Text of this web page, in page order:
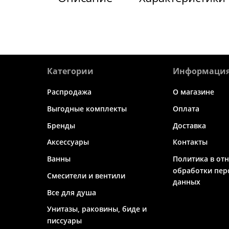
Категории
Распродажа
Выгодные комплекты
Бренды
Аксессуары
Ванны
Смесители и вентили
Все для душа
Унитазы, раковины, биде и
писсуары
О магазине
Оплата
Доставка
Контакты
Политика в
обработки
данных